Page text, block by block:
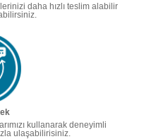
daha hızlı teslim alabilir
kullanarak deneyimli
ulaşabilirisiniz.